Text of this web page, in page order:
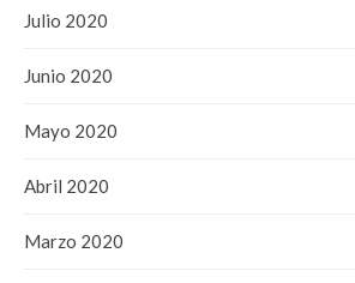
Julio 2020
Junio 2020
Mayo 2020
Abril 2020
Marzo 2020